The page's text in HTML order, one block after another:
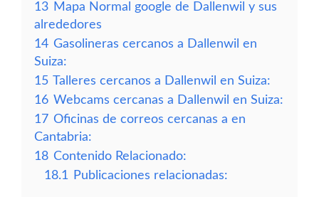
13 Mapa Normal google de Dallenwil y sus
alrededores
14 Gasolineras cercanos a Dallenwil en
Suiza:
15 Talleres cercanos a Dallenwil en Suiza:
16 Webcams cercanas a Dallenwil en Suiza:
17 Oficinas de correos cercanas a en
Cantabria:
18 Contenido Relacionado:
18.1
Publicaciones relacionadas: